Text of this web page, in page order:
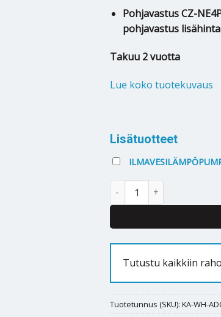
Pohjavastus CZ-
pohjavastus
Takuu 2 vuotta
Lue koko tuotekuvaus
Lisätuotteet
Ilmavesilämpöpumppu
Tutustu kaikkiin
Tuotetunnus (SKU): KA-WH-